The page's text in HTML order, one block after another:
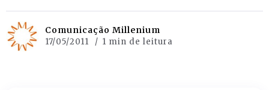
Comunicação Millenium
17/05/2011 1 min de leitura